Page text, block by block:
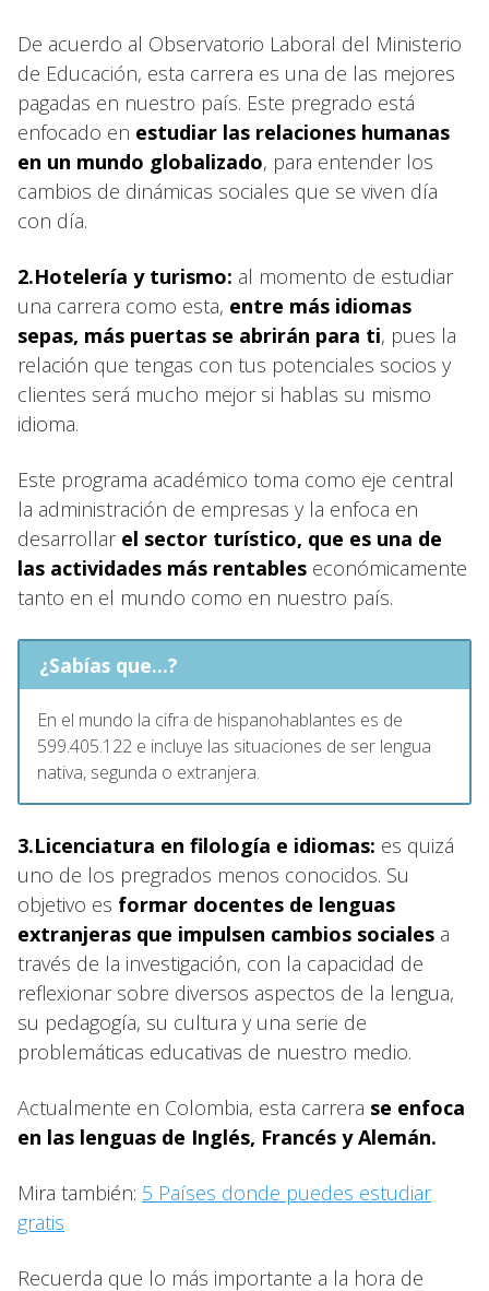
De acuerdo al Observatorio Laboral del Ministerio
de Educación, esta carrera es una de las mejores
pagadas en nuestro país. Este pregrado está
enfocado en estudiar las relaciones humanas
en un mundo globalizado, para entender los
cambios de dinámicas sociales que se viven día
con día.
2.Hotelería y turismo: al momento de estudiar
una carrera como esta, entre más idiomas
sepas, más puertas se abrirán para ti, pues la
relación que tengas con tus potenciales socios y
clientes será mucho mejor si hablas su mismo
idioma.
Este programa académico toma como eje central
la administración de empresas y la enfoca en
desarrollar el sector turístico, que es una de
las actividades más rentables económicamente
tanto en el mundo como en nuestro país.
¿Sabías que...?
En el mundo la cifra de hispanohablantes es de
599.405.122 e incluye las situaciones de ser lengua
nativa, segunda o extranjera.
3.Licenciatura en filología e idiomas: es quizá
uno de los pregrados menos conocidos. Su
objetivo es formar docentes de lenguas
extranjeras que impulsen cambios sociales a
través de la investigación, con la capacidad de
reflexionar sobre diversos aspectos de la lengua,
su pedagogía, su cultura y una serie de
problemáticas educativas de nuestro medio.
Actualmente en Colombia, esta carrera se enfoca
en las lenguas de Inglés, Francés y Alemán.
Mira también: 5 Países donde puedes estudiar
gratis
Recuerda que lo más importante a la hora de